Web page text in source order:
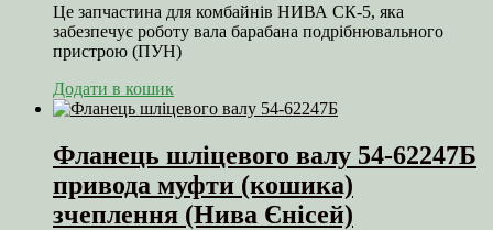
Це запчастина для комбайнів НИВА СК-5, яка
забезпечує роботу вала барабана подрібнювального
пристрою (ПУН)
Додати в кошик
Фланець шліцевого валу 54-62247Б
привода муфти (кошика)
зчеплення (Нива Єнісей)